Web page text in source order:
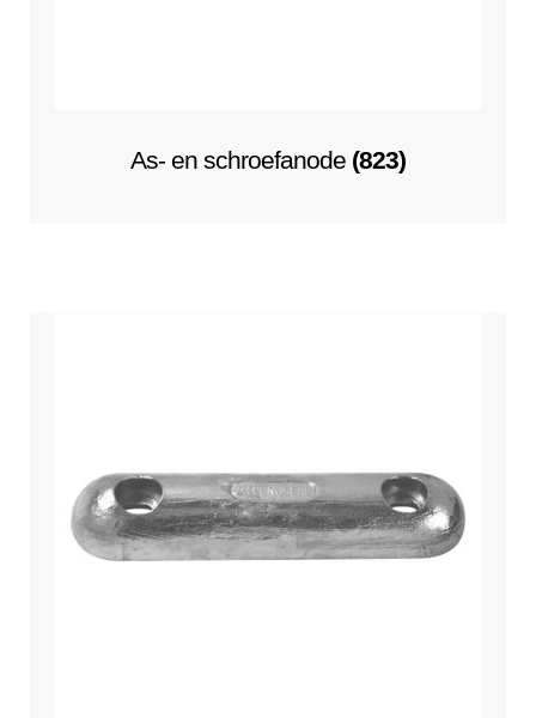
As- en schroefanode (823)